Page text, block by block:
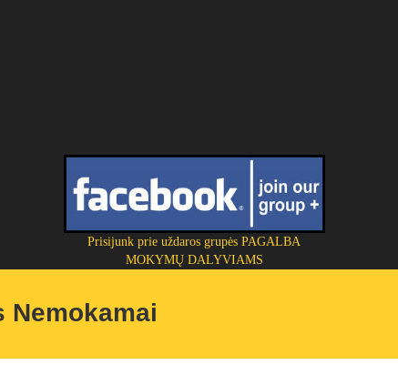
Prisijunk prie uždaros grupės PAGALBA
MOKYMŲ DALYVIAMS
Nemokamai